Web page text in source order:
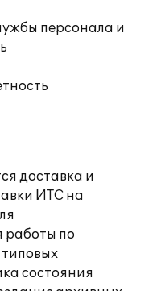
персонала и
доставка и
ИТС на
работы по
состояния